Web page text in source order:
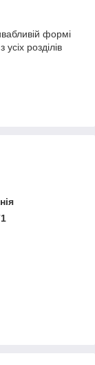
формі
розділів